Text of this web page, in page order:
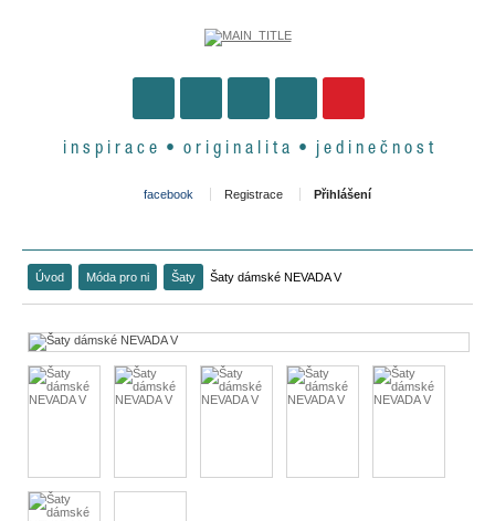
i n s p i r a c e • o r i g i n a l i t a • j e d i n e č n o s t
facebook Registrace Přihlášení
Úvod Móda pro ni Šaty Šaty dámské NEVADA V